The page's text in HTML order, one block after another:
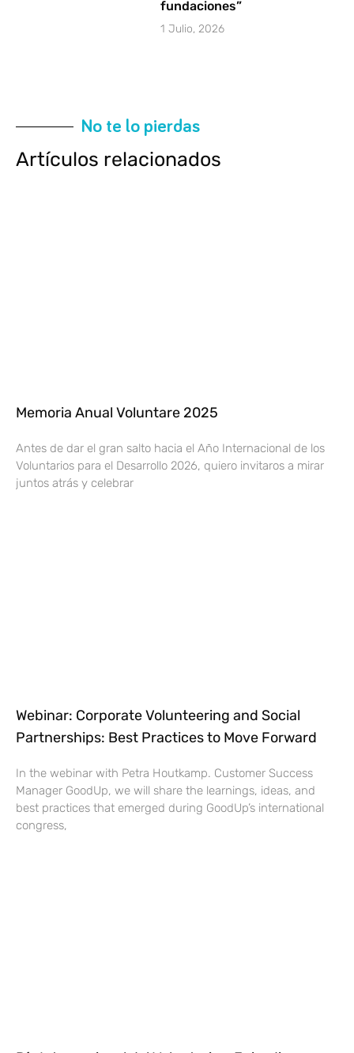
fundaciones”
1 Julio, 2026
No te lo pierdas
Artículos relacionados
Memoria Anual Voluntare 2025
Antes de dar el gran salto hacia el Año Internacional de los
Voluntarios para el Desarrollo 2026, quiero invitaros a mirar
juntos atrás y celebrar
Webinar: Corporate Volunteering and Social
Partnerships: Best Practices to Move Forward
In the webinar with Petra Houtkamp. Customer Success
Manager GoodUp, we will share the learnings, ideas, and
best practices that emerged during GoodUp’s international
congress,